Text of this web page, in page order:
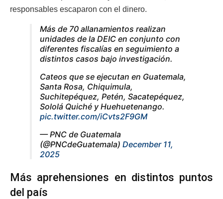
responsables escaparon con el dinero.
Más de 70 allanamientos realizan
unidades de la DEIC en conjunto con
diferentes fiscalías en seguimiento a
distintos casos bajo investigación.
Cateos que se ejecutan en Guatemala,
Santa Rosa, Chiquimula,
Suchitepéquez, Petén, Sacatepéquez,
Sololá Quiché y Huehuetenango.
pic.twitter.com/iCvts2F9GM
— PNC de Guatemala
(@PNCdeGuatemala) December 11,
2025
Más aprehensiones en distintos puntos
del país